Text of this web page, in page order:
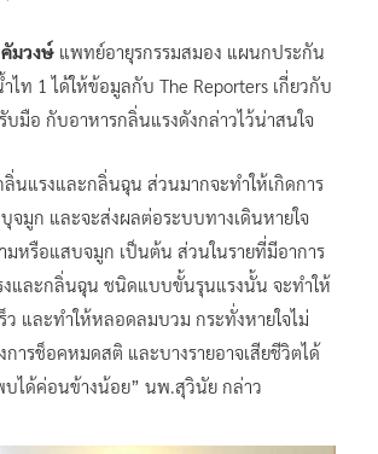
มวงษ์ แพทย์อายุรกรรมสมอง แผนกประกัน
ไท 1 ได้ให้ข้อมูลกับ The Reporters เกี่ยวกับ
บมือ กับอาหารกลิ่นแรงดังกล่าวไว้น่าสนใจ
นแรงและกลิ่นฉุน ส่วนมากจะทำให้เกิดการ
บุจมูก และจะส่งผลต่อระบบทางเดินหายใจ
มหรือแสบจมูก เป็นต้น ส่วนในรายที่มีอาการ
และกลิ่นฉุน ชนิดแบบขั้นรุนแรงนั้น จะทำให้
ว และทำให้หลอดลมบวม กระทั่งหายใจไม่
ารช็อคหมดสติ และบางรายอาจเสียชีวิตได้
ได้ค่อนข้างน้อย” นพ.สุวินัย กล่าว